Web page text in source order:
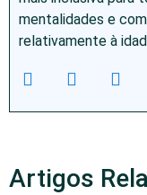
mentalidades e
relativamente à
Artigos